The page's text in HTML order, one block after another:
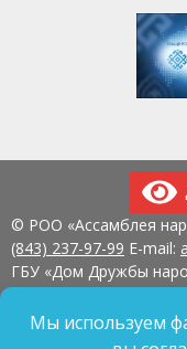
© РОО «Ассамблея
(843) 237-97-99 E-mail:
ГБУ «Дом Дружбы
420107, г. Казань, ул.
Мы используем